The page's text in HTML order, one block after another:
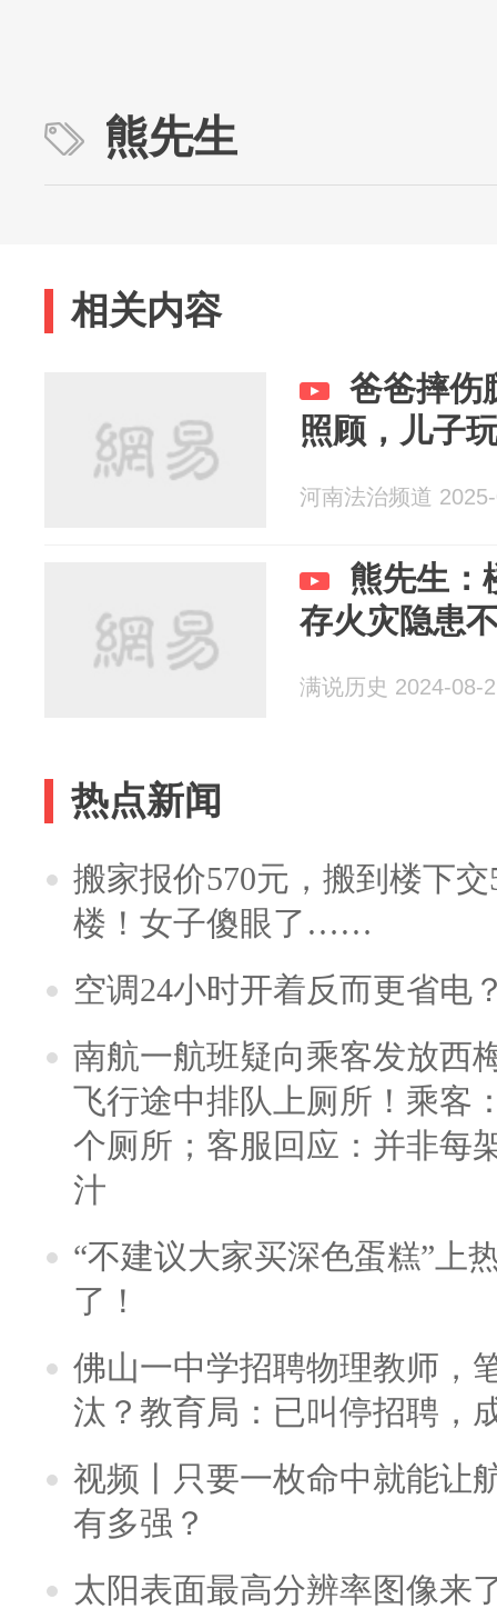
熊先生
相关内容
爸爸摔伤
照顾，儿子
河南法治频道
熊先生：
存火灾隐患
满说历史 2024-08-
热点新闻
搬家报价570元，搬到楼下
楼！女子傻眼了……
空调24小时开着反而更省电
南航一航班疑向乘客发放西
飞行途中排队上厕所！乘客
个厕所；客服回应：并非每
汁
“不建议大家买深色蛋糕”上
了！
佛山一中学招聘物理教师，
汰？教育局：已叫停招聘，
视频丨只要一枚命中就能让
有多强？
太阳表面最高分辨率图像来